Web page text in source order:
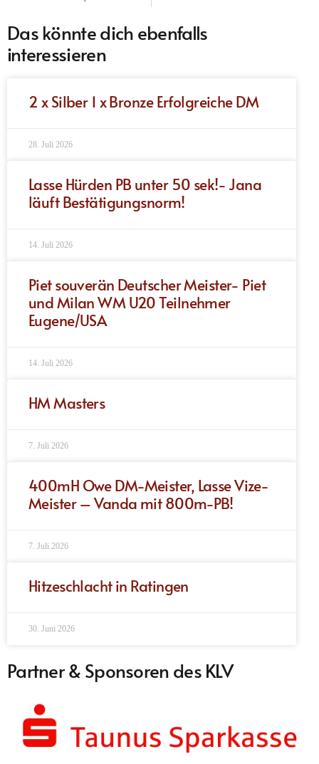
Das könnte dich ebenfalls
interessieren
2 x Silber 1 x Bronze Erfolgreiche DM
28. Juli 2026
Lasse Hürden PB unter 50 sek!- Jana
läuft Bestätigungsnorm!
14. Juli 2026
Piet souverän Deutscher Meister- Piet
und Milan WM U20 Teilnehmer
Eugene/USA
14. Juli 2026
HM Masters
7. Juli 2026
400mH Owe DM-Meister, Lasse Vize-
Meister – Vanda mit 800m-PB!
7. Juli 2026
Hitzeschlacht in Ratingen
30. Juni 2026
Partner & Sponsoren des KLV